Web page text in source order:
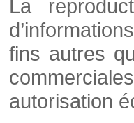
La
fins autres
autorisation